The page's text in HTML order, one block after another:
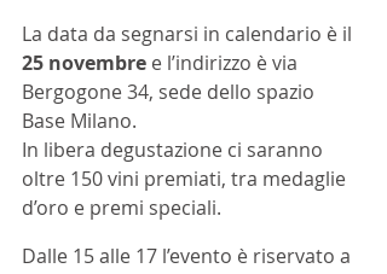
La data da segnarsi in calendario è il
25 novembre e l’indirizzo è via
Bergogone 34, sede dello spazio
Base Milano.
In libera degustazione ci saranno
oltre 150 vini premiati, tra medaglie
d’oro e premi speciali.
Dalle 15 alle 17 l’evento è riservato a